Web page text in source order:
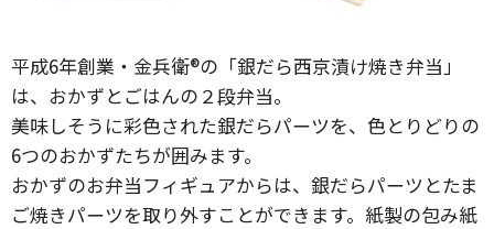
平成6年創業・金兵衛®の「銀だら西京漬け焼き弁当」
は、おかずとごはんの２段弁当。
美味しそうに彩色された銀だらパーツを、色とりどりの
6つのおかずたちが囲みます。
おかずのお弁当フィギュアからは、銀だらパーツとたま
ご焼きパーツを取り外すことができます。紙製の包み紙